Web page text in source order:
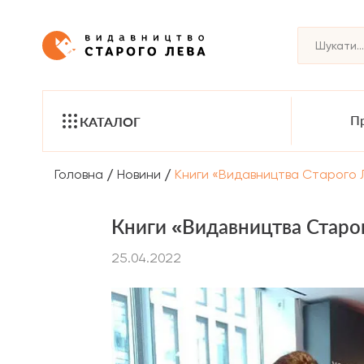
КАТАЛОГ
Головна / Новини / Книги «Видавництва Старого
Книги «Видавництва
25.04.2022